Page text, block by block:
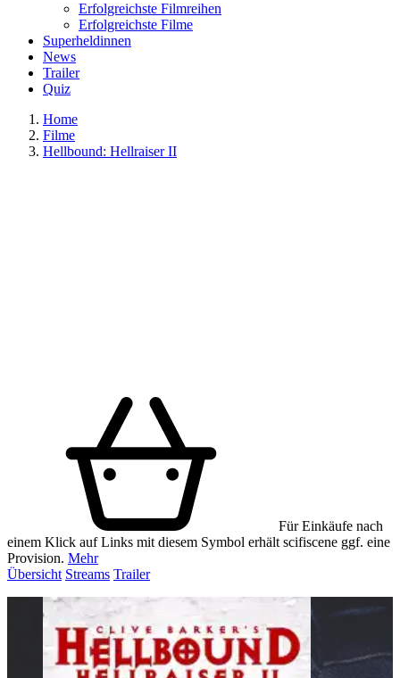
Erfolgreichste Filmreihen
Erfolgreichste Filme
Superheldinnen
News
Trailer
Quiz
Home
Filme
Hellbound: Hellraiser II
Für Einkäufe nach
einem Klick auf Links mit diesem Symbol erhält scifiscene ggf. eine
Provision. Mehr
Übersicht Streams Trailer